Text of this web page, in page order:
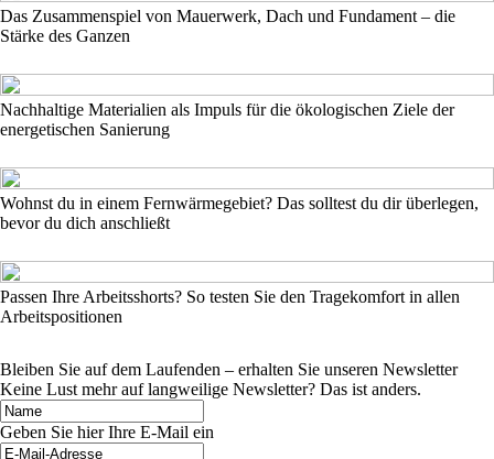
Das Zusammenspiel von Mauerwerk, Dach und Fundament – die
Stärke des Ganzen
Nachhaltige Materialien als Impuls für die ökologischen Ziele der
energetischen Sanierung
Wohnst du in einem Fernwärmegebiet? Das solltest du dir überlegen,
bevor du dich anschließt
Passen Ihre Arbeitsshorts? So testen Sie den Tragekomfort in allen
Arbeitspositionen
Bleiben Sie auf dem Laufenden – erhalten Sie unseren Newsletter
Keine Lust mehr auf langweilige Newsletter? Das ist anders.
Geben Sie hier Ihre E-Mail ein